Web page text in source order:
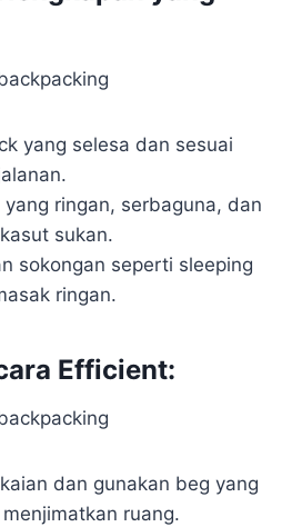
yang selesa dan sesuai
ringan, serbaguna, dan
sukan.
sokongan seperti sleeping
ringan.
Efficient:
dan gunakan beg yang
ruang.